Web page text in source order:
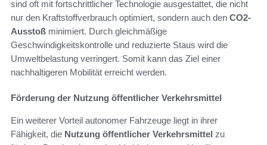
sind oft mit fortschrittlicher Technologie ausgestattet, die nicht
nur den Kraftstoffverbrauch optimiert, sondern auch den CO2-
Ausstoß minimiert. Durch gleichmäßige
Geschwindigkeitskontrolle und reduzierte Staus wird die
Umweltbelastung verringert. Somit kann das Ziel einer
nachhaltigeren Mobilität erreicht werden.
Förderung der Nutzung öffentlicher Verkehrsmittel
Ein weiterer Vorteil autonomer Fahrzeuge liegt in ihrer
Fähigkeit, die Nutzung öffentlicher Verkehrsmittel zu